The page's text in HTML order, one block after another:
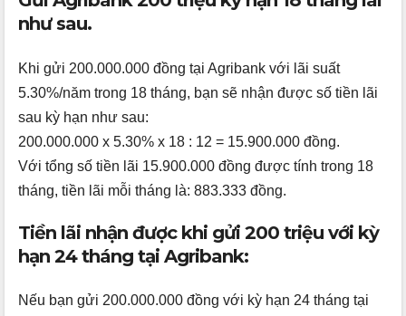
như sau.
Khi gửi 200.000.000 đồng tại Agribank với lãi suất
5.30%/năm trong 18 tháng, bạn sẽ nhận được số tiền lãi
sau kỳ hạn như sau:
200.000.000 x 5.30% x 18 : 12 = 15.900.000 đồng.
Với tổng số tiền lãi 15.900.000 đồng được tính trong 18
tháng, tiền lãi mỗi tháng là: 883.333 đồng.
Tiền lãi nhận được khi gửi 200 triệu với kỳ
hạn 24 tháng tại Agribank:
Nếu bạn gửi 200.000.000 đồng với kỳ hạn 24 tháng tại